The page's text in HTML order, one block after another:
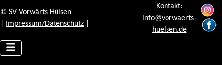
© SV Vorwärts Hülsen
Impressum/Datenschutz
Kontakt:
info@vorwaerts-
huelsen.de